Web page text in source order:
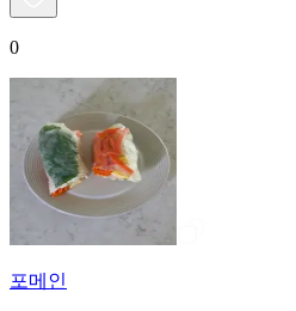
0
포메인